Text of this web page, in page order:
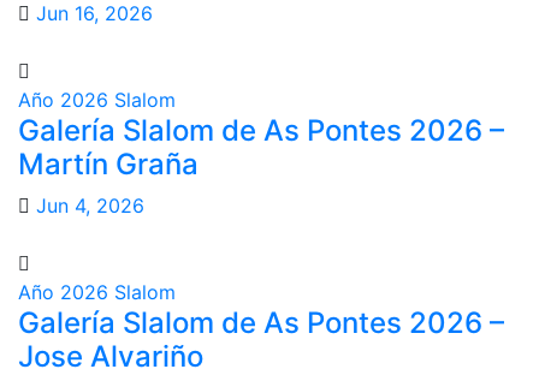
Jun 16, 2026
Año 2026 Slalom
Galería Slalom de As Pontes 2026 –
Martín Graña
Jun 4, 2026
Año 2026 Slalom
Galería Slalom de As Pontes 2026 –
Jose Alvariño